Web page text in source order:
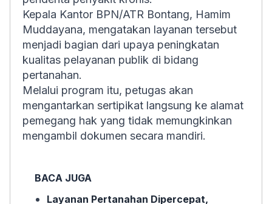
Kepala Kantor BPN/ATR Bontang, Hamim
Muddayana, mengatakan layanan tersebut
menjadi bagian dari upaya peningkatan
kualitas pelayanan publik di bidang
pertanahan.
Melalui program itu, petugas akan
mengantarkan sertipikat langsung ke alamat
pemegang hak yang tidak memungkinkan
mengambil dokumen secara mandiri.
BACA JUGA
Layanan Pertanahan Dipercepat,